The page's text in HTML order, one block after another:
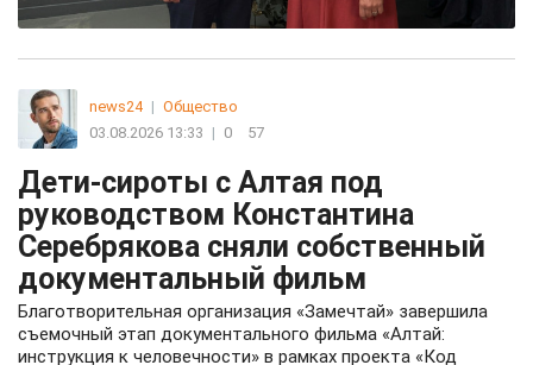
news24 | Общество
03.08.2026 13:33 | 0 57
Дети-сироты с Алтая под
руководством Константина
Серебрякова сняли собственный
документальный фильм
Благотворительная организация «Замечтай» завершила
съемочный этап документального фильма «Алтай:
инструкция к человечности» в рамках проекта «Код